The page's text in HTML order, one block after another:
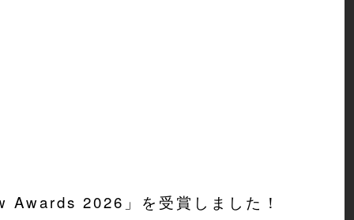
2026」を受賞しました！